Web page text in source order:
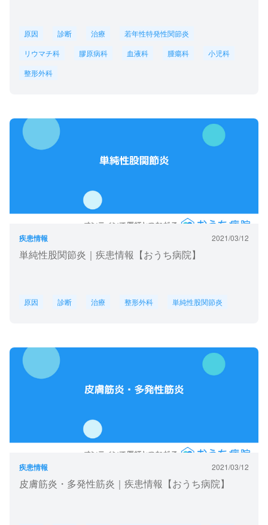
原因 診断 治療
若年性特発性関節炎
リウマチ科
膠原病科 血液科 腫瘍科
小児科
整形外科
疾患情報 2021/03/12
単純性股関節炎｜疾患情報【おうち病院】
原因 診断 治療 整形外科 単純性股関節炎
疾患情報 2021/03/12
皮膚筋炎・多発性筋炎｜疾患情報【おうち病院】